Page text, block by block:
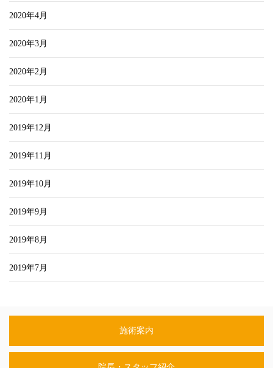
2020年4月
2020年3月
2020年2月
2020年1月
2019年12月
2019年11月
2019年10月
2019年9月
2019年8月
2019年7月
施術案内